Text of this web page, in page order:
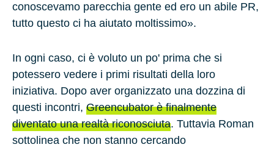
conoscevamo parecchia gente ed ero un abile PR,
tutto questo ci ha aiutato moltissimo».
In ogni caso, ci è voluto un po' prima che si
potessero vedere i primi risultati della loro
iniziativa. Dopo aver organizzato una dozzina di
questi incontri, Greencubator è finalmente
diventato una realtà riconosciuta. Tuttavia Roman
sottolinea che non stanno cercando